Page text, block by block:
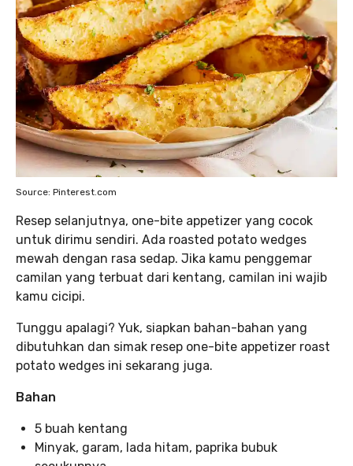
Source: Pinterest.com
Resep selanjutnya, one-bite appetizer yang cocok
untuk dirimu sendiri. Ada roasted potato wedges
mewah dengan rasa sedap. Jika kamu penggemar
camilan yang terbuat dari kentang, camilan ini wajib
kamu cicipi.
Tunggu apalagi? Yuk, siapkan bahan-bahan yang
dibutuhkan dan simak resep one-bite appetizer roast
potato wedges ini sekarang juga.
Bahan
5 buah kentang
Minyak, garam, lada hitam, paprika bubuk